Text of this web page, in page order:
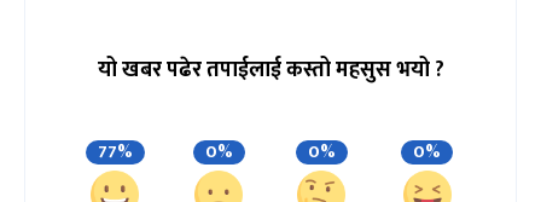
यो खबर पढेर तपाईलाई कस्तो महसुस भयो ?
77% 0% 0% 0%